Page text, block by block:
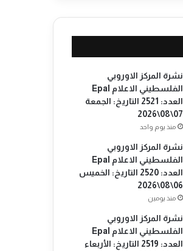
نشرة المركز الاوروبي
الفلسطيني الاعلام Epal
العدد: 2521 التاريخ: الجمعة
07\08\2026
منذ يوم واحد
نشرة المركز الاوروبي
الفلسطيني الاعلام Epal
العدد: 2520 التاريخ: الخميس
06\08\2026
منذ يومين
نشرة المركز الاوروبي
الفلسطيني الاعلام Epal
العدد: 2519 التاريخ: الأربعاء